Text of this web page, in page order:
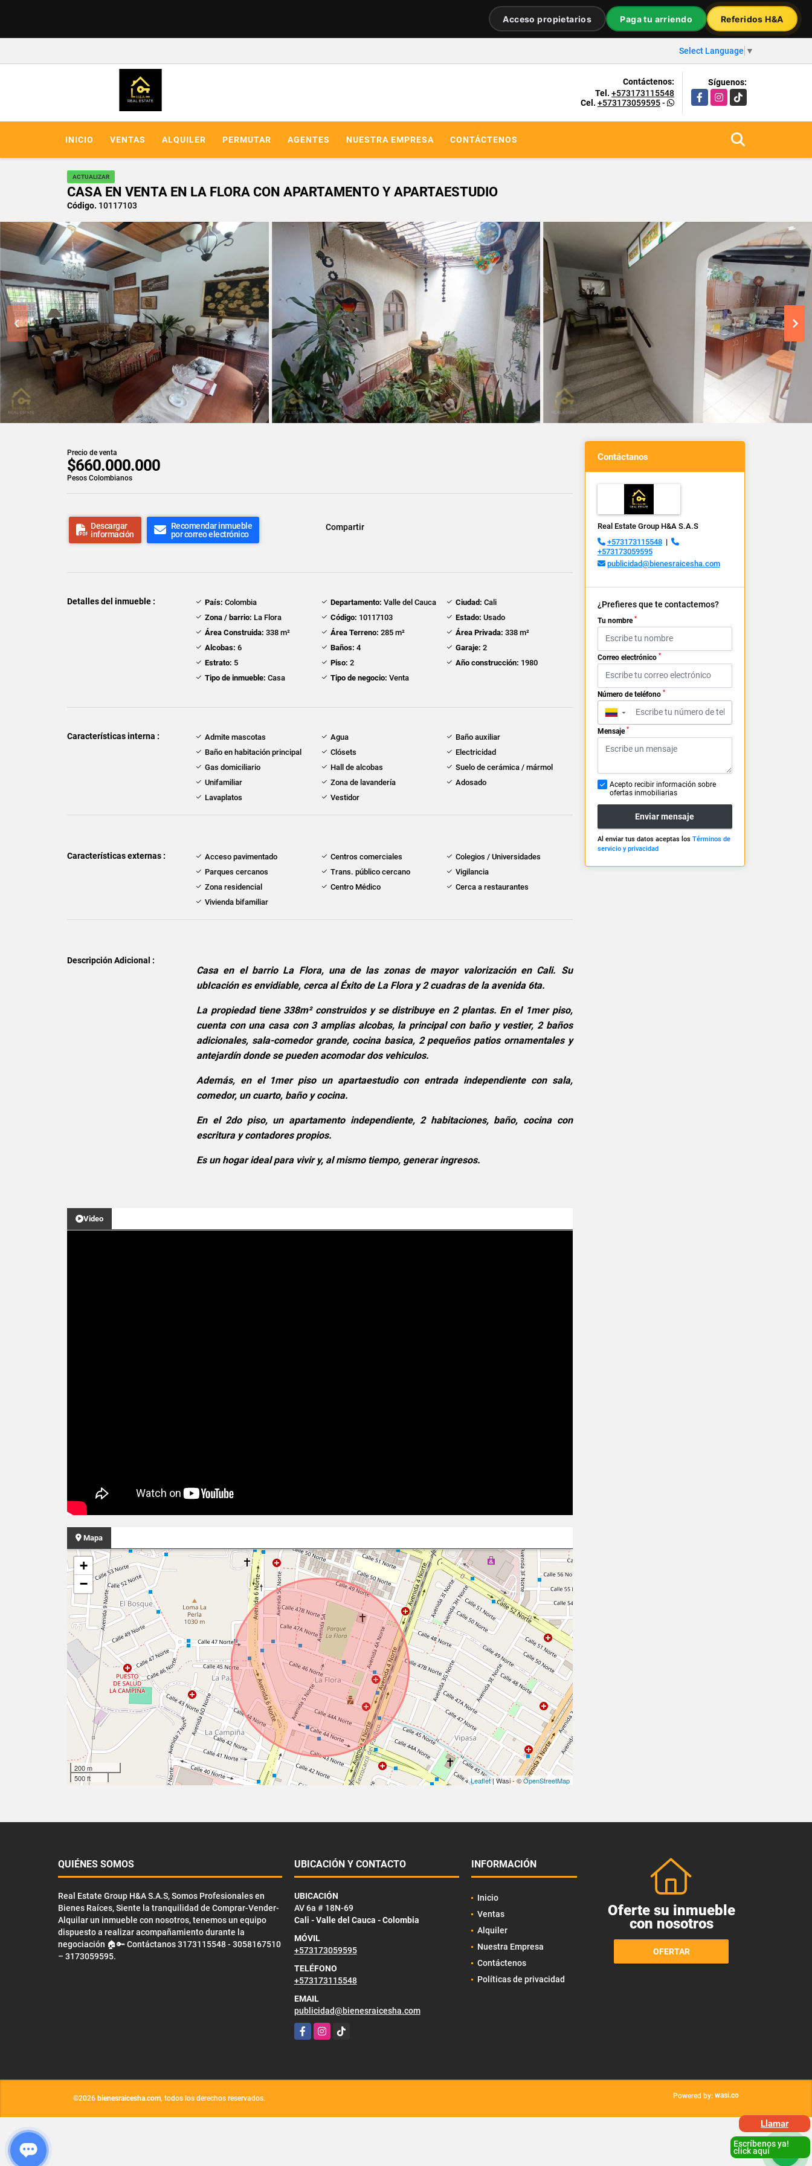
Acceso propietarios Paga tu arriendo Referidos H&A
Select Language ▼
Contáctenos:
Tel. +573173115548
Cel. +573173059595-
Síguenos:
FacebookInstagram
TikTok
INICIO VENTAS ALQUILER PERMUTAR AGENTES NUESTRA EMPRESA CONTÁCTENOS
ACTUALIZAR
CASA EN VENTA EN LA FLORA CON APARTAMENTO Y APARTAESTUDIO
Código. 10117103
Precio de venta
$660.000.000
Pesos Colombianos
Descargar
información
Recomendar inmueble
por correo electrónico
Compartir
Detalles del inmueble : País: Colombia Departamento: Valle del Cauca Ciudad: Cali
Zona / barrio: La Flora Código: 10117103 Estado: Usado
Área Construida: 338 m² Área Terreno: 285 m² Área Privada: 338 m²
Alcobas: 6 Baños: 4 Garaje: 2
Estrato: 5 Piso: 2 Año construcción: 1980
Tipo de inmueble: Casa Tipo de negocio: Venta
Características interna : Admite mascotas Agua
Baño auxiliar
Baño en habitación principal
Clósets
Electricidad
Gas domiciliario
Hall de alcobas
Suelo de cerámica / mármol
Unifamiliar
Zona de lavandería
Adosado
Lavaplatos
Vestidor
Características externas : Acceso pavimentado Centros comerciales
Colegios / Universidades
Parques cercanos
Trans. público cercano
Vigilancia
Zona residencial
Centro Médico
Cerca a restaurantes
Vivienda bifamiliar
Descripción Adicional :
Casa en el barrio La Flora, una de las zonas de mayor valorización en Cali. Su
ubIcación es envidiable, cerca al Éxito de La Flora y 2 cuadras de la avenida 6ta.
La propiedad tiene 338m² construidos y se distribuye en 2 plantas. En el 1mer piso,
cuenta con una casa con 3 amplias alcobas, la principal con baño y vestier, 2 baños
adicionales, sala-comedor grande, cocina basica, 2 pequeños patios ornamentales y
antejardín donde se pueden acomodar dos vehiculos.
Además, en el 1mer piso un apartaestudio con entrada independiente con sala,
comedor, un cuarto, baño y cocina.
En el 2do piso, un apartamento independiente, 2 habitaciones, baño, cocina con
escritura y contadores propios.
Es un hogar ideal para vivir y, al mismo tiempo, generar ingresos.
Video
Mapa
+
−
200 m
500 ft
Leaflet| Wasi - ©OpenStreetMap
Contáctanos
Real Estate Group H&A S.A.S
+573173115548|
+573173059595
publicidad@bienesraicesha.com
¿Prefieres que te contactemos?
Tu nombre *
Correo electrónico *
Número de teléfono *
▼
Mensaje *
Acepto recibir información sobre
ofertas inmobiliarias
Enviar mensaje
Al enviar tus datos aceptas los Términos de
servicio y privacidad
QUIÉNES SOMOS
Real Estate Group H&A S.A.S, Somos Profesionales en
Bienes Raíces, Siente la tranquilidad de Comprar-Vender-
Alquilar un inmueble con nosotros, tenemos un equipo
dispuesto a realizar acompañamiento durante la
negociación 🏠🔑 Contáctanos 3173115548 - 3058167510
– 3173059595.
UBICACIÓN Y CONTACTO
UBICACIÓN
AV 6a # 18N-69
Cali - Valle del Cauca - Colombia
MÓVIL
+573173059595
TELÉFONO
+573173115548
EMAIL
publicidad@bienesraicesha.com
FacebookInstagram
TikTok
INFORMACIÓN
Inicio
Ventas
Alquiler
Nuestra Empresa
Contáctenos
Políticas de privacidad
Oferte su inmueble
con nosotros
OFERTAR
©2026 bienesraicesha.com, todos los derechos reservados. Powered by: wasi.co
Escríbenos ya!
click aquí
Llamar